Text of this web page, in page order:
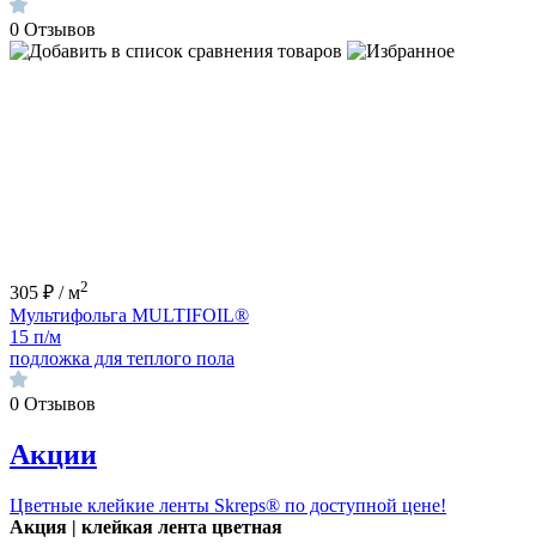
0 Отзывов
305 ₽ / м2
Мультифольга MULTIFOIL®
15 п/м
подложка для теплого пола
0 Отзывов
Акции
Цветные клейкие ленты Skreps® по доступной цене!
Акция | клейкая лента цветная